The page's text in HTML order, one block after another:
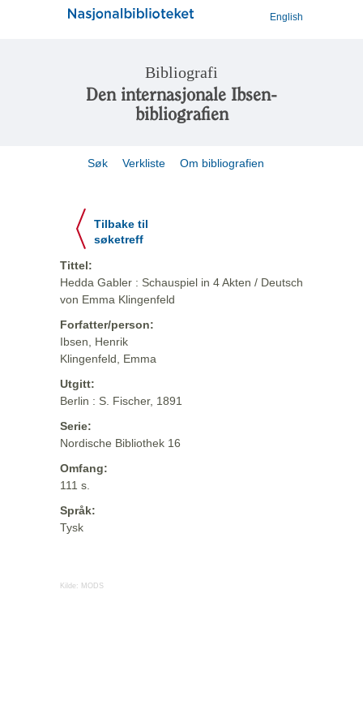
English
Bibliografi
Den internasjonale Ibsen-
bibliografien
Søk Verkliste Om bibliografien
Tilbake til
søketreff
Tittel:
Hedda Gabler : Schauspiel in 4 Akten / Deutsch
von Emma Klingenfeld
Forfatter/person:
Ibsen, Henrik
Klingenfeld, Emma
Utgitt:
Berlin : S. Fischer, 1891
Serie:
Nordische Bibliothek 16
Omfang:
111 s.
Språk:
Tysk
Kilde: MODS